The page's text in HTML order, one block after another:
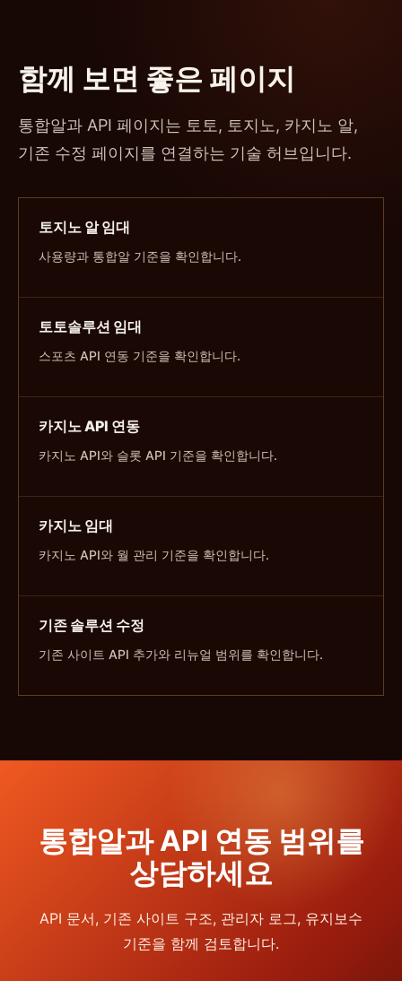
함께 보면 좋은 페이지
통합알과 API 페이지는 토토, 토지노, 카지노 알,
기존 수정 페이지를 연결하는 기술 허브입니다.
토지노 알 임대
사용량과 통합알 기준을 확인합니다.
토토솔루션 임대
스포츠 API 연동 기준을 확인합니다.
카지노 API 연동
카지노 API와 슬롯 API 기준을 확인합니다.
카지노 임대
카지노 API와 월 관리 기준을 확인합니다.
기존 솔루션 수정
기존 사이트 API 추가와 리뉴얼 범위를 확인합니다.
통합알과 API 연동 범위를
상담하세요
API 문서, 기존 사이트 구조, 관리자 로그, 유지보수
기준을 함께 검토합니다.